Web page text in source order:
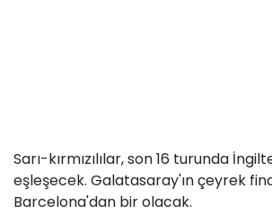
Sarı-kırmızılılar, son 16 turunda
eşleşecek. Galatasaray'ın çeyrek
Barcelona'dan bir olacak.